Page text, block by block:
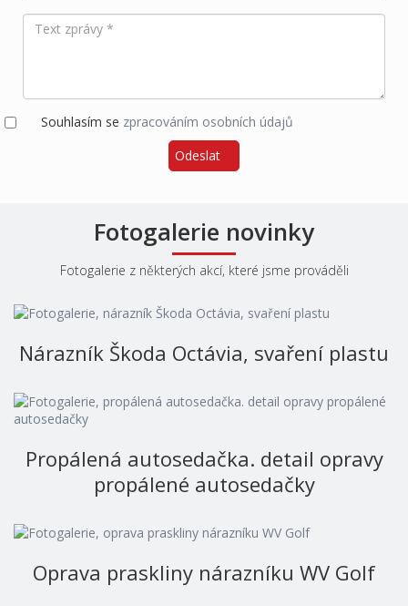
Souhlasím se zpracováním osobních údajů
Odeslat
Fotogalerie novinky
Fotogalerie z některých akcí, které jsme prováděli
Nárazník Škoda Octávia, svaření plastu
Propálená autosedačka. detail opravy
propálené autosedačky
Oprava praskliny nárazníku WV Golf